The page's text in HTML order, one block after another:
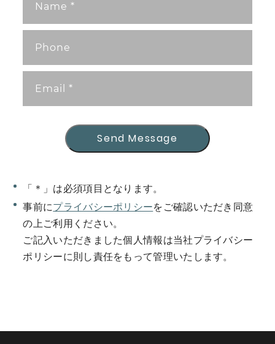
Send Message
Send Message
「＊」は必須項目となります。
事前にプライバシーポリシーをご確認いただき同意
の上ご利用ください。
ご記入いただきました個人情報は当社プライバシー
ポリシーに則し責任をもって管理いたします。